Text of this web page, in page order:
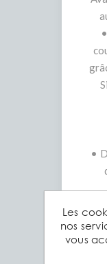
•
Les
nos
vous